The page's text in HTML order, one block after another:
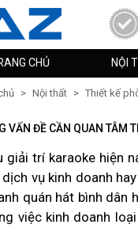
CHỦ NỘI
> Nội thất > Thiết kế
VẤN ĐỀ CẦN QUAN TÂM
giải trí karaoke hiện
vụ kinh doanh
quán hát bình
việc kinh doanh